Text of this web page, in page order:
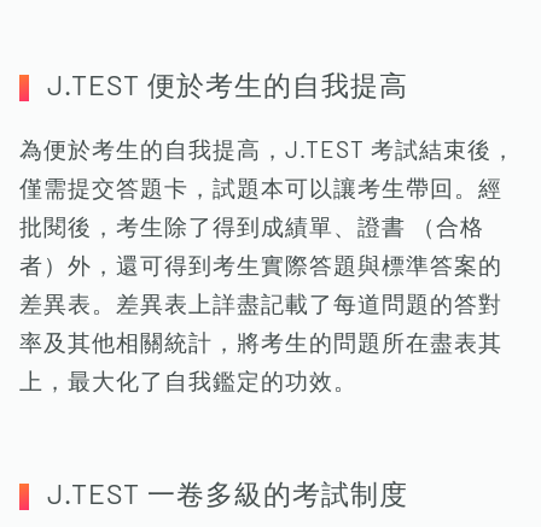
J.TEST 便於考生的自我提高
為便於考生的自我提高，J.TEST 考試結束後，
僅需提交答題卡，試題本可以讓考生帶回。經
批閱後，考生除了得到成績單、證書 （合格
者）外，還可得到考生實際答題與標準答案的
差異表。差異表上詳盡記載了每道問題的答對
率及其他相關統計，將考生的問題所在盡表其
上，最大化了自我鑑定的功效。
J.TEST 一卷多級的考試制度